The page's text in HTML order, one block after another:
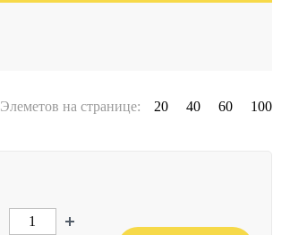
Элеметов на странице: 20 40 60 100